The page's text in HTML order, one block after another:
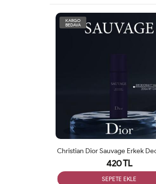
KARGO
BEDAVA
420 TL
SEPETE EKLE